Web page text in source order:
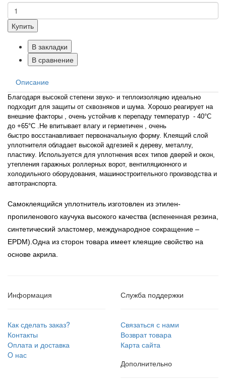
Купить
В закладки
В сравнение
Описание
Благодаря высокой степени звуко- и теплоизоляцию идеально
подходит для защиты от сквозняков и шума. Хорошо реагирует на
внешние факторы , очень устойчив к перепаду температур - 40°С
до +65°С .Не впитывает влагу и герметичен , очень
быстро восстанавливает первоначальную форму. Клеящий слой
уплотнителя обладает высокой адгезией к дереву, металлу,
пластику. Используется для уплотнения всех типов дверей и окон,
утепления гаражных роллерных ворот, вентиляционного и
холодильного оборудования, машиностроительного производства и
автотранспорта.
Самоклеящийся уплотнитель изготовлен из этилен-
пропиленового каучука высокого качества (вспененная резина,
синтетический эластомер, международное сокращение –
EPDM). Одна из сторон товара имеет клеящие свойство на
основе акрила.
Информация
Как сделать заказ?
Контакты
Оплата и доставка
O нас
Служба поддержки
Связаться с нами
Возврат товара
Карта сайта
Дополнительно